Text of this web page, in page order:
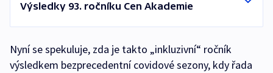
Výsledky 93. ročníku Cen Akademie
Nyní se spekuluje, zda je takto „inkluzivní“ ročník
výsledkem bezprecedentní covidové sezony, kdy řada